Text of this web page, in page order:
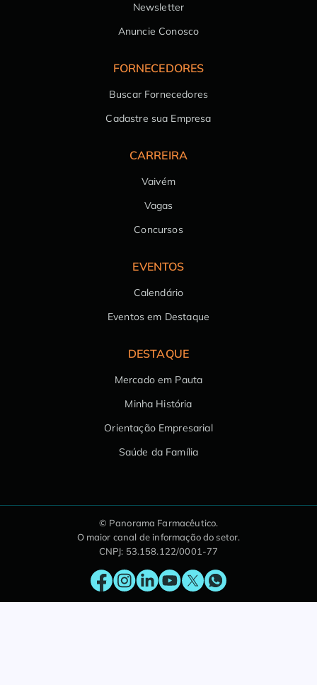
Newsletter
Anuncie Conosco
FORNECEDORES
Buscar Fornecedores
Cadastre sua Empresa
CARREIRA
Vaivém
Vagas
Concursos
EVENTOS
Calendário
Eventos em Destaque
DESTAQUE
Mercado em Pauta
Minha História
Orientação Empresarial
Saúde da Família
© Panorama Farmacêutico.
O maior canal de informação do setor.
CNPJ: 53.158.122/0001-77